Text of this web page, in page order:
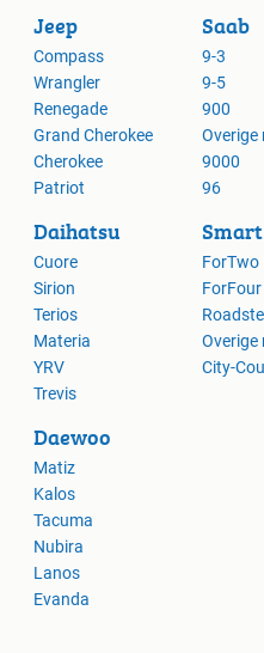
Jeep
Compass
Wrangler
Renegade
Grand Cherokee
Cherokee
Patriot
Saab
9-3
9-5
900
Overige
9000
96
Daihatsu
Cuore
Sirion
Terios
Materia
YRV
Trevis
Smart
ForTwo
ForFour
Overige
City-
Daewoo
Matiz
Kalos
Tacuma
Nubira
Lanos
Evanda